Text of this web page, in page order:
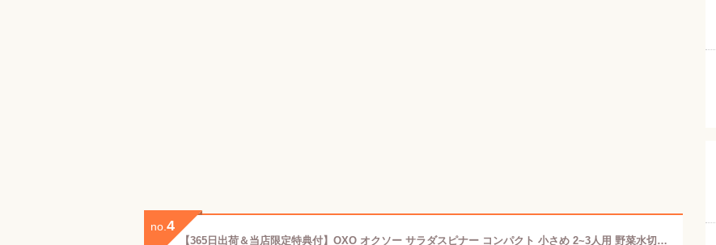
no. 4
【365日出荷＆当店限定特典付】OXO オクソー サラダスピナー コンパクト 小さめ 2~3人用 野菜水切り器 野菜 サラダ 水切り 水切り器 手動 回転式 滑りにくい 11230500 キッチン 積み重ね 特許 ブレーキボタン お祝い